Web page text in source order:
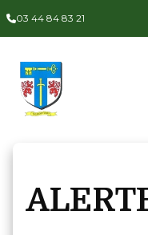
03 44 84 83 21
Panneau de gestion